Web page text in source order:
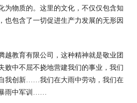
为物质的。这里的文化，不仅仅包含知
包含了一切促进生产力发展的无形因
越教育有限公司，这种精神就是敬业团
败中不屈不挠地营建我们的事业，我们
我创新……我们在大雨中劳动，我们在
雨中军训……